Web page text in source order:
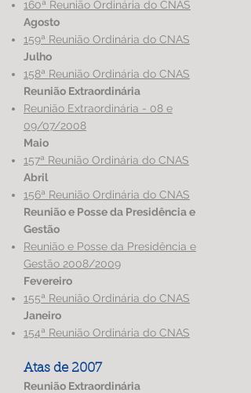
160ª Reunião Ordinária do CNAS
Agosto
159ª Reunião Ordinária do CNAS
Julho
158ª Reunião Ordinária do CNAS
Reunião Extraordinária
Reunião Extraordinária - 08 e
09/07/2008
Maio
157ª Reunião Ordinária do CNAS
Abril
156ª Reunião Ordinária do CNAS
Reunião e Posse da Presidência e
Gestão
Reunião e Posse da Presidência e
Gestão 2008/2009
Fevereiro
155ª Reunião Ordinária do CNAS
Janeiro
154ª Reunião Ordinária do CNAS
Atas de 2007
Reunião Extraordinária